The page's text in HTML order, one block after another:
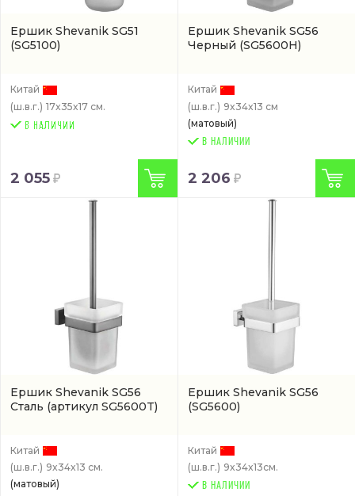
Ершик Shevanik SG51
(SG5100)
Китай
(ш.в.г.) 17x35x17 см.
2 055
Ершик Shevanik SG56
Черный (SG5600H)
Китай
(ш.в.г.) 9x34x13 см
(матовый)
В НАЛИЧИИ
2 206
Ершик Shevanik SG56
Сталь (артикул SG5600T)
Китай
(ш.в.г.) 9x34x13 см.
(матовый)
Ершик Shevanik SG56
(SG5600)
Китай
(ш.в.г.) 9x34x13см.
В НАЛИЧИИ